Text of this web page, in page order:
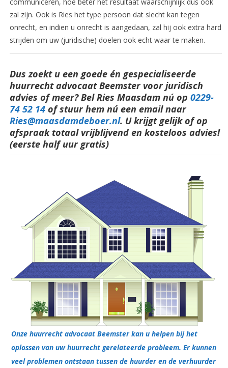
zal zijn. Ook is Ries het type persoon dat slecht kan tegen
onrecht, en indien u onrecht is aangedaan, zal hij ook extra hard
strijden om uw (juridische) doelen ook echt waar te maken.
Dus zoekt u een goede én gespecialiseerde
huurrecht advocaat Beemster voor juridisch
advies of meer? Bel Ries Maasdam nú op 0229-
74 52 14 of stuur hem nú een email naar
Ries@maasdamdeboer.nl. U krijgt gelijk of op
afspraak totaal vrijblijvend en kosteloos advies!
(eerste half uur gratis)
Onze huurrecht advocaat Beemster kan u helpen bij het
oplossen van uw huurrecht gerelateerde probleem. Er kunnen
veel problemen ontstaan tussen de huurder en de verhuurder